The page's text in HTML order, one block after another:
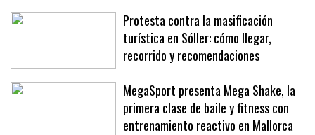
Protesta contra la masificación
turística en Sóller: cómo llegar,
recorrido y recomendaciones
MegaSport presenta Mega Shake, la
primera clase de baile y fitness con
entrenamiento reactivo en Mallorca